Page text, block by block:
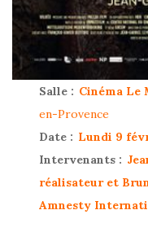
Salle : Cinéma Le
en-Provence
Date : Lundi 9
Intervenants :
réalisateur et
Amnesty